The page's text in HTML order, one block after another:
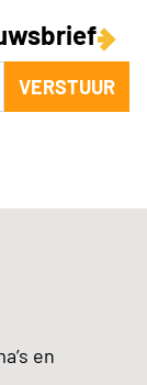
VERSTUUR
en